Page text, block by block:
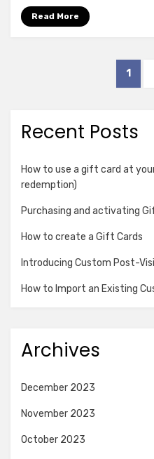
Read More
PAGE
1
Recent Posts
How to use a gift card at
redemption)
Purchasing and activating
How to create a Gift Cards
Introducing Custom Post-
How to Import an Existing
Archives
December 2023
November 2023
October 2023